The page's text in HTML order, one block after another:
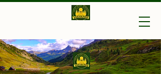
Vagabundo-Ihr Outdoor